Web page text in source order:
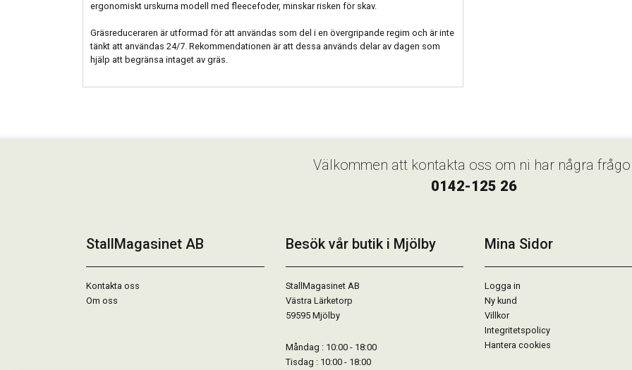
ergonomiskt urskurna modell med fleecefoder, minskar risken för skav.
Gräsreduceraren är utformad för att användas som del i en övergripande regim och är inte
tänkt att användas 24/7. Rekommendationen är att dessa används delar av dagen som
hjälp att begränsa intaget av gräs.
Välkommen att kontakta oss om ni har några
0142-125 26
StallMagasinet AB
Kontakta oss
Om oss
Besök vår butik i Mjölby
StallMagasinet AB
Västra Lärketorp
59595 Mjölby
Måndag : 10:00 - 18:00
Tisdag : 10:00 - 18:00
Mina Sidor
Logga in
Ny kund
Villkor
Integritetspolicy
Hantera cookies